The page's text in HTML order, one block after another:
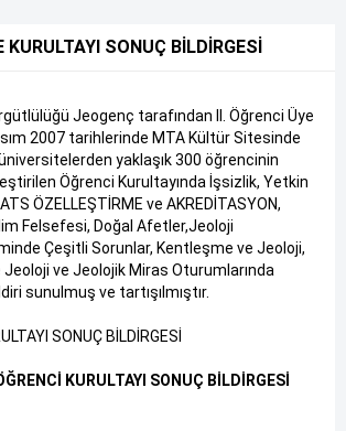
KURULTAYI SONUÇ BİLDİRGESİ
Jeogenç tarafından II. Öğrenci Üye
2007 tarihlerinde MTA Kültür Sitesinde
yaklaşık 300 öğrencinin
Öğrenci Kurultayında İşsizlik, Yetkin
ÖZELLEŞTİRME ve AKREDİTASYON,
Felsefesi, Doğal Afetler,Jeoloji
Çeşitli Sorunlar, Kentleşme ve Jeoloji,
Jeoloji ve Jeolojik Miras Oturumlarında
sunulmuş ve tartışılmıştır.
SONUÇ BİLDİRGESİ
KURULTAYI SONUÇ BİLDİRGESİ